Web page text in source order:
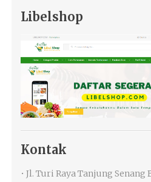
Libelshop
Kontak
• Jl. Turi Raya Tanjung Senang